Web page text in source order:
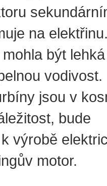
na
být
vodivost.
jsou v
bude
výrobě
motor.